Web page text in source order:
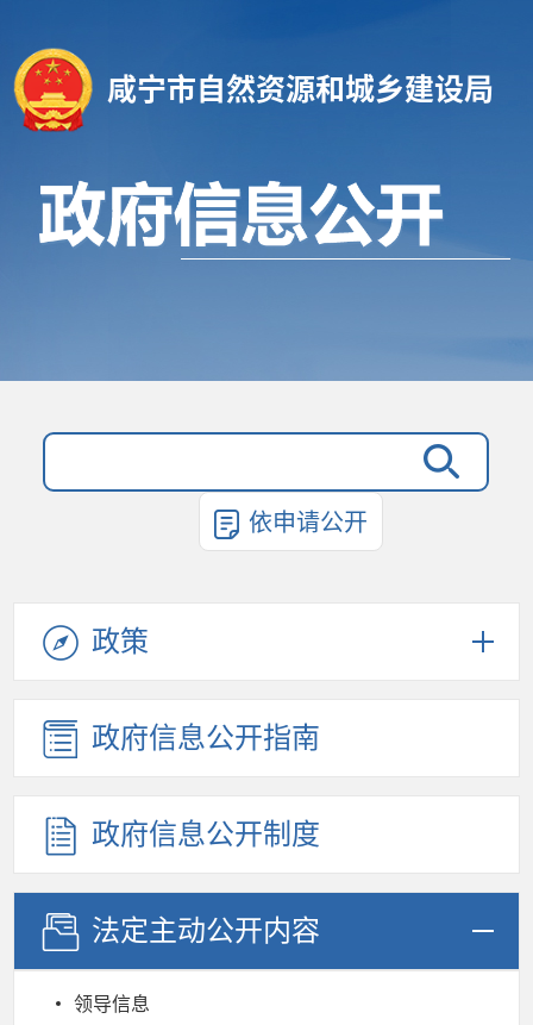
咸宁市自然资源和城乡建设局
依申请公开
政策
政府信息公开指南
政府信息公开制度
法定主动公开内容
领导信息